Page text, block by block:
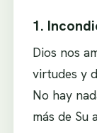
1.
Dios nos
virtudes y
No hay
más de Su